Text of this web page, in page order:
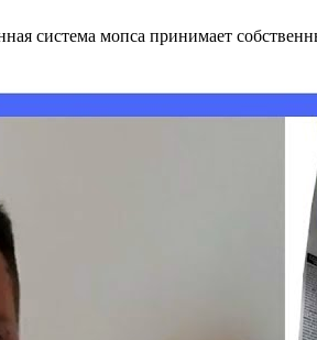
мопса принимает